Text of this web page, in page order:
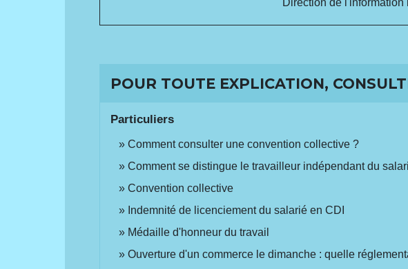
Direction de
POUR TOUTE EXPLICATION,
Particuliers
Comment consulter une convention collective ?
Comment se distingue le travailleur indépendant du
Convention collective
Indemnité de licenciement du salarié en CDI
Médaille d'honneur du travail
Ouverture d'un commerce le dimanche : quelle